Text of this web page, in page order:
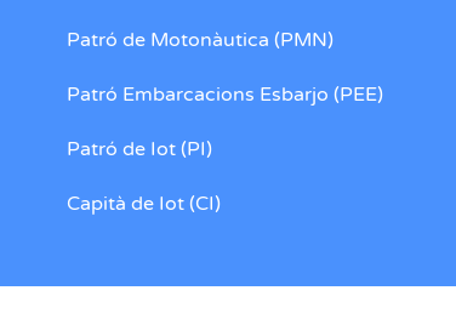
Patró de Motonàutica (PMN)
Patró Embarcacions Esbarjo (PEE)
Patró de Iot (PI)
Capità de Iot (CI)